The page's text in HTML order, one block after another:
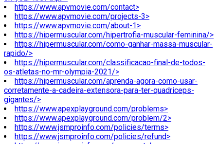
https://www.apvmovie.com/contact>
https://www.apvmovie.com/projects-3>
https://www.apvmovie.com/about-1>
https://hipermuscular.com/hipertrofia-muscular-feminina/>
https://hipermuscular.com/como-ganhar-massa-muscular-
rapido/>
https://hipermuscular.com/classificacao-final-de-todos-
os-atletas-no-mr-olympia-2021/>
https://hipermuscular.com/aprenda-agora-como-usar-
corretamente-a-cadeira-extensora-para-ter-quadriceps-
gigantes/>
https://www.apexplayground.com/problems>
https://www.apexplayground.com/problem/2>
https://www.jsmproinfo.com/policies/terms>
https://www.jsmproinfo.com/policies/refund>